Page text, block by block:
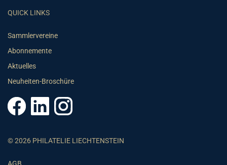
QUICK LINKS
Sammlervereine
Abonnemente
Aktuelles
Neuheiten-Broschüre
© 2026 PHILATELIE LIECHTENSTEIN